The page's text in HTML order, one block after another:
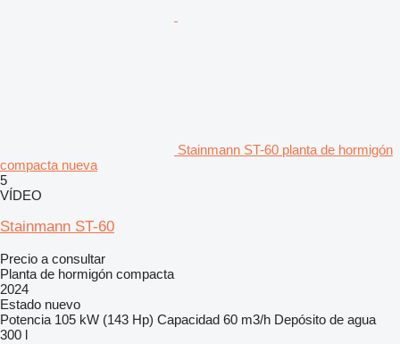
Stainmann ST-60 planta de hormigón
compacta nueva
5
VÍDEO
Stainmann ST-60
Precio a consultar
Planta de hormigón compacta
2024
Estado nuevo
Potencia 105 kW (143 Hp) Capacidad 60 m3/h Depósito de agua
300 l